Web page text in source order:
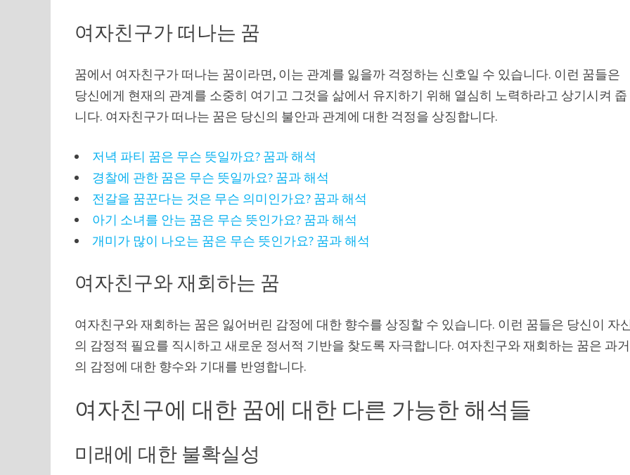
여자친구가 떠나는 꿈
꿈에서 여자친구가 떠나는 꿈이라면, 이는 관계를 잃을까 걱정하는 신호일 수 있습니다. 이런 꿈들은
당신에게 현재의 관계를 소중히 여기고 그것을 삶에서 유지하기 위해 열심히 노력하라고 상기시켜 줍
니다. 여자친구가 떠나는 꿈은 당신의 불안과 관계에 대한 걱정을 상징합니다.
저녁 파티 꿈은 무슨 뜻일까요? 꿈과 해석
경찰에 관한 꿈은 무슨 뜻일까요? 꿈과 해석
전갈을 꿈꾼다는 것은 무슨 의미인가요? 꿈과 해석
아기 소녀를 안는 꿈은 무슨 뜻인가요? 꿈과 해석
개미가 많이 나오는 꿈은 무슨 뜻인가요? 꿈과 해석
여자친구와 재회하는 꿈
여자친구와 재회하는 꿈은 잃어버린 감정에 대한 향수를 상징할 수 있습니다. 이런 꿈들은 당신이 자
의 감정적 필요를 직시하고 새로운 정서적 기반을 찾도록 자극합니다. 여자친구와 재회하는 꿈은 과거
의 감정에 대한 향수와 기대를 반영합니다.
여자친구에 대한 꿈에 대한 다른 가능한 해석들
미래에 대한 불확실성